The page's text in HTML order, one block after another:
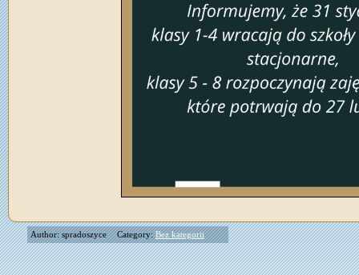
Author: spradoszyce Category:Bez kategorii